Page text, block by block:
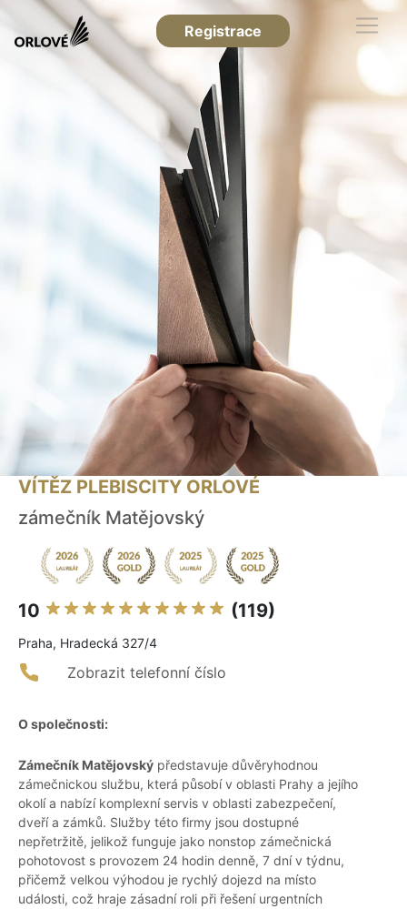
Registrace
VÍTĚZ PLEBISCITY ORLOVÉ
zámečník Matějovský
10 (119)
Praha, Hradecká 327/4
Zobrazit telefonní číslo
O společnosti:
Zámečník Matějovský představuje důvěryhodnou
zámečnickou službu, která působí v oblasti Prahy a jejího
okolí a nabízí komplexní servis v oblasti zabezpečení,
dveří a zámků. Služby této firmy jsou dostupné
nepřetržitě, jelikož funguje jako nonstop zámečnická
pohotovost s provozem 24 hodin denně, 7 dní v týdnu,
přičemž velkou výhodou je rychlý dojezd na místo
události, což hraje zásadní roli při řešení urgentních